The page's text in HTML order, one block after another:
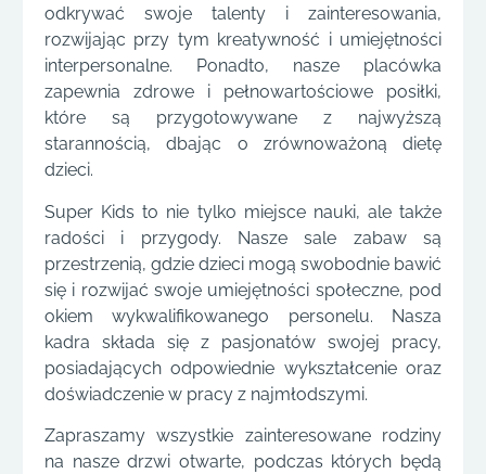
odkrywać swoje talenty i zainteresowania,
rozwijając przy tym kreatywność i umiejętności
interpersonalne. Ponadto, nasze placówka
zapewnia zdrowe i pełnowartościowe posiłki,
które są przygotowywane z najwyższą
starannością, dbając o zrównoważoną dietę
dzieci.
Super Kids to nie tylko miejsce nauki, ale także
radości i przygody. Nasze sale zabaw są
przestrzenią, gdzie dzieci mogą swobodnie bawić
się i rozwijać swoje umiejętności społeczne, pod
okiem wykwalifikowanego personelu. Nasza
kadra składa się z pasjonatów swojej pracy,
posiadających odpowiednie wykształcenie oraz
doświadczenie w pracy z najmłodszymi.
Zapraszamy wszystkie zainteresowane rodziny
na nasze drzwi otwarte, podczas których będą